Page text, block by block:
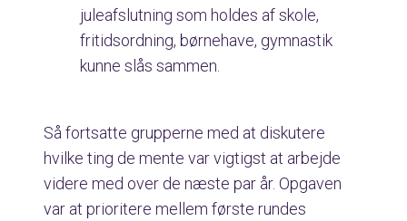
juleafslutning som holdes af skole,
fritidsordning, børnehave, gymnastik
kunne slås sammen.
Så fortsatte grupperne med at diskutere
hvilke ting de mente var vigtigst at arbejde
videre med over de næste par år. Opgaven
var at prioritere mellem første rundes